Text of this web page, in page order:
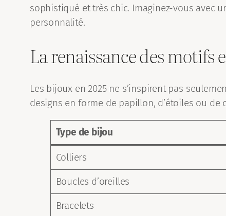
sophistiqué et très chic. Imaginez-vous avec
personnalité.
La renaissance des motifs
Les bijoux en 2025 ne s’inspirent pas
designs en forme de papillon, d’étoiles ou
Type de bijou
Colliers
Boucles d’oreilles
Bracelets